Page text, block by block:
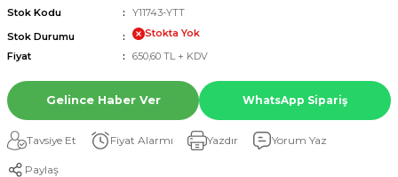
Stok Kodu
Y11743-YTT
Stok Durumu
Stokta Yok
Fiyat
650,60 TL + KDV
Gelince Haber Ver WhatsApp Sipariş
Tavsiye Et Fiyat Alarmı Yazdır Yorum Yaz
Paylaş